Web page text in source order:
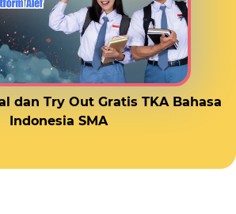
dan Try Out Gratis TKA Bahasa
Indonesia SMA